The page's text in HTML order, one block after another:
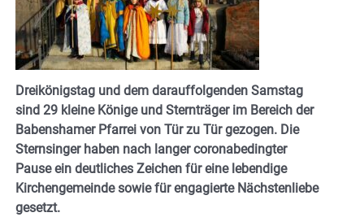
Dreikönigstag und dem darauffolgenden Samstag
sind 29 kleine Könige und Sternträger im Bereich der
Babenshamer Pfarrei von Tür zu Tür gezogen. Die
Sternsinger haben nach langer coronabedingter
Pause ein deutliches Zeichen für eine lebendige
Kirchengemeinde sowie für engagierte Nächstenliebe
gesetzt.